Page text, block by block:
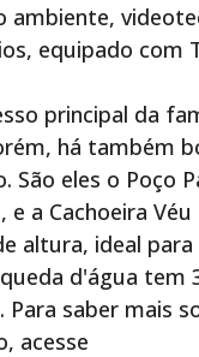
ambiente,
equipado com
principal da
há também
eles o Poço
a Cachoeira Véu
altura, ideal
d'água tem
saber mais
acesse